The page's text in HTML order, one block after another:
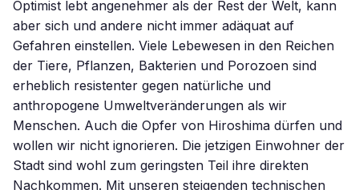
Optimist lebt angenehmer als der Rest der Welt, kann
aber sich und andere nicht immer adäquat auf
Gefahren einstellen. Viele Lebewesen in den Reichen
der Tiere, Pflanzen, Bakterien und Porozoen sind
erheblich resistenter gegen natürliche und
anthropogene Umweltveränderungen als wir
Menschen. Auch die Opfer von Hiroshima dürfen und
wollen wir nicht ignorieren. Die jetzigen Einwohner der
Stadt sind wohl zum geringsten Teil ihre direkten
Nachkommen. Mit unseren steigenden technischen